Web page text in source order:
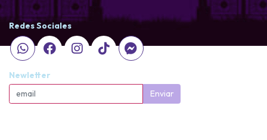
Redes Sociales
Newletter
Enviar